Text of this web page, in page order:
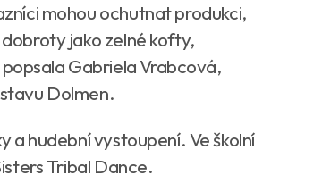
mohou ochutnat produkci,
jako zelné kofty,
Gabriela Vrabcová,
Dolmen.
a hudební vystoupení. Ve školní
Tribal Dance.